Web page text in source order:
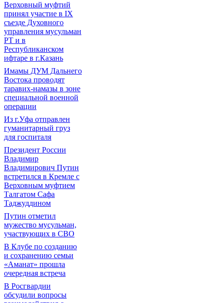
Верховный муфтий
принял участие в IХ
съезде Духовного
управления мусульман
РТ и в
Республиканском
ифтаре в г.Казань
Имамы ДУМ Дальнего
Востока проводят
таравих-намазы в зоне
специальной военной
операции
Из г.Уфа отправлен
гуманитарный груз
для госпиталя
Президент России
Владимир
Владимирович Путин
встретился в Кремле с
Верховным муфтием
Талгатом Сафа
Таджуддином
Путин отметил
мужество мусульман,
участвующих в СВО
В Клубе по созданию
и сохранению семьи
«Аманат» прошла
очередная встреча
В Росгвардии
обсудили вопросы